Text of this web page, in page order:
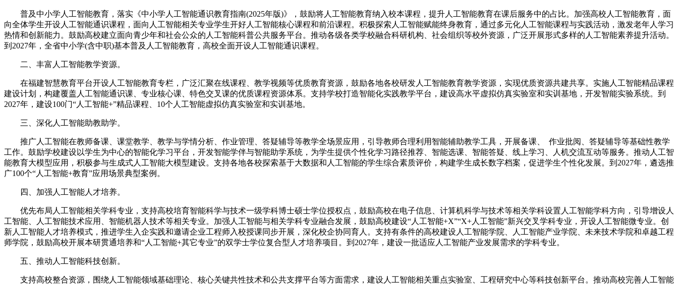
CCTV.节目官网
普及中小学人工智能教育，落实《中小学人工智能通识教育指南(2025年版)》，鼓励将人工智能教育纳入校本课程，提升人工智能教育在课后服务中的占比。加强高校人工智能教育，面
向全体学生开设人工智能通识课程，面向人工智能相关专业学生开好人工智能核心课程和前沿课程。积极探索人工智能赋能终身教育，通过多元化人工智能课程与实践活动，激发老年人学习
热情和创新能力。鼓励高校建立面向青少年和社会公众的人工智能科普公共服务平台。推动各级各类学校融合科研机构、社会组织等校外资源，广泛开展形式多样的人工智能素养提升活动。
到2027年，全省中小学(含中职)基本普及人工智能教育，高校全面开设人工智能通识课程。
二、丰富人工智能教学资源。
在福建智慧教育平台开设人工智能教育专栏，广泛汇聚在线课程、教学视频等优质教育资源，鼓励各地各校研发人工智能教育教学资源，实现优质资源共建共享。实施人工智能精品课程
建设计划，构建覆盖人工智能通识课、专业核心课、特色交叉课的优质课程资源体系。支持学校打造智能化实践教学平台，建设高水平虚拟仿真实验室和实训基地，开发智能实验系统。到
2027年，建设100门“人工智能+”精品课程、10个人工智能虚拟仿真实验室和实训基地。
三、深化人工智能助教助学。
推广人工智能在教师备课、课堂教学、教学与学情分析、作业管理、答疑辅导等教学全场景应用，引导教师合理利用智能辅助教学工具，开展备课、 作业批阅、答疑辅导等基础性教学
工作。鼓励学校建设以学生为中心的智能化学习平台，开发智能学伴与智能助学系统，为学生提供个性化学习路径推荐、智能选课、智能答疑、线上学习、人机交流互动等服务。推动人工智
能教育大模型应用，积极参与生成式人工智能大模型建设。支持各地各校探索基于大数据和人工智能的学生综合素质评价，构建学生成长数字档案，促进学生个性化发展。到2027年，遴选推
广100个“人工智能+教育”应用场景典型案例。
四、加强人工智能人才培养。
优先布局人工智能相关学科专业，支持高校培育智能科学与技术一级学科博士硕士学位授权点，鼓励高校在电子信息、计算机科学与技术等相关学科设置人工智能学科方向，引导增设人
工智能、人工智能技术应用、智能机器人技术等相关专业。加强人工智能与相关学科专业融合发展，鼓励高校建设“人工智能+X”“X+人工智能”新兴交叉学科专业，开设人工智能微专业。创
新人工智能人才培养模式，推进学生入企实践和邀请企业工程师入校授课同步开展，深化校企协同育人。支持有条件的高校建设人工智能学院、人工智能产业学院、未来技术学院和卓越工程
师学院，鼓励高校开展本研贯通培养和“人工智能+其它专业”的双学士学位复合型人才培养项目。到2027年，建设一批适应人工智能产业发展需求的学科专业。
五、推动人工智能科技创新。
支持高校整合资源，围绕人工智能领域基础理论、核心关键共性技术和公共支撑平台等方面需求，建设人工智能相关重点实验室、工程研究中心等科技创新平台。推动高校完善人工智能